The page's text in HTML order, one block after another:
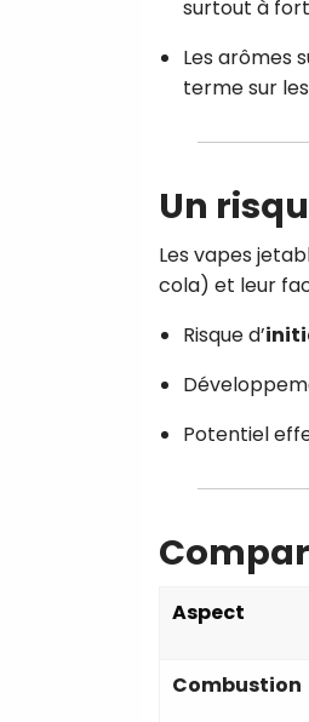
surtout à
Les arômes
terme sur
Un
Les vapes
cola) et leur
Risque d’
Potentiel
Aspect
Combustion